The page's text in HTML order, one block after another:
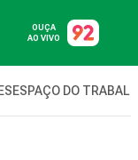
OUÇA
AO VIVO
ESPAÇO DO